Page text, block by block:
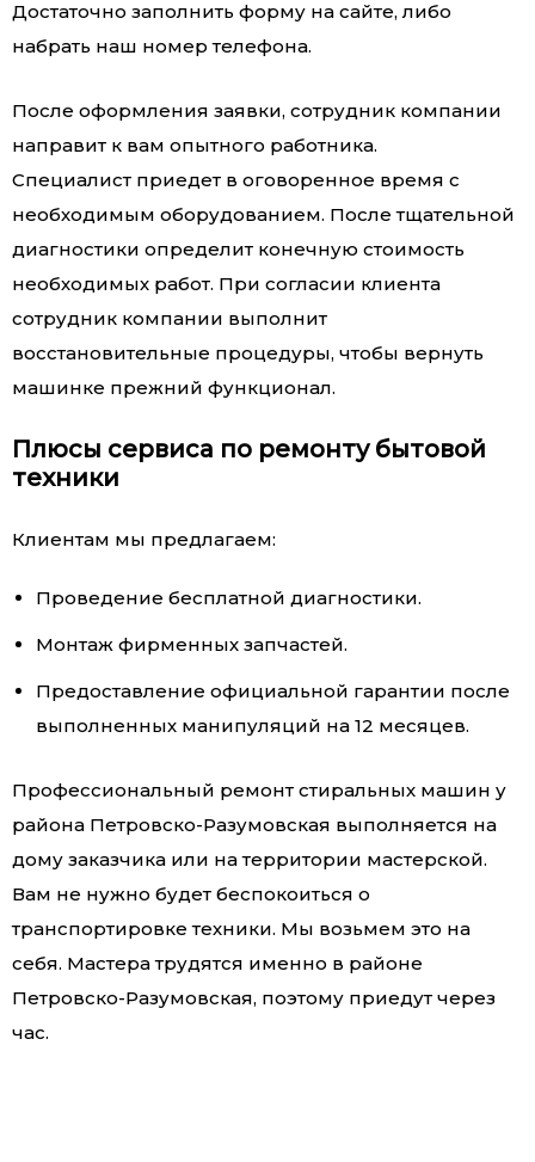
Достаточно заполнить форму на сайте, либо
набрать наш номер телефона.
После оформления заявки, сотрудник компании
направит к вам опытного работника.
Специалист приедет в оговоренное время с
необходимым оборудованием. После тщательной
диагностики определит конечную стоимость
необходимых работ. При согласии клиента
сотрудник компании выполнит
восстановительные процедуры, чтобы вернуть
машинке прежний функционал.
Плюсы сервиса по ремонту бытовой
техники
Клиентам мы предлагаем:
Проведение бесплатной диагностики.
Монтаж фирменных запчастей.
Предоставление официальной гарантии после
выполненных манипуляций на 12 месяцев.
Профессиональный ремонт стиральных машин у
района Петровско-Разумовская выполняется на
дому заказчика или на территории мастерской.
Вам не нужно будет беспокоиться о
транспортировке техники. Мы возьмем это на
себя. Мастера трудятся именно в районе
Петровско-Разумовская, поэтому приедут через
час.